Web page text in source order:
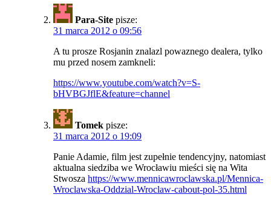
Para-Site pisze:
31 marca 2012 o 09:56
A tu prosze Rosjanin znalazl powaznego dealera, tylko
mu przed nosem zamkneli:
https://www.youtube.com/watch?v=S-
bHVBGJflE&feature=channel
Tomek pisze:
31 marca 2012 o 19:09
Panie Adamie, film jest zupełnie tendencyjny, natomiast
aktualna siedziba we Wrocławiu mieści się na Wita
Stwosza https://www.mennicawroclawska.pl/Mennica-
Wroclawska-Oddzial-Wroclaw-cabout-pol-35.html